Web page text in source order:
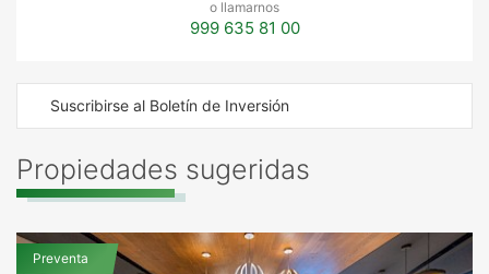
o llamarnos
999 635 81 00
Suscribirse al Boletín de Inversión
Propiedades sugeridas
Preventa